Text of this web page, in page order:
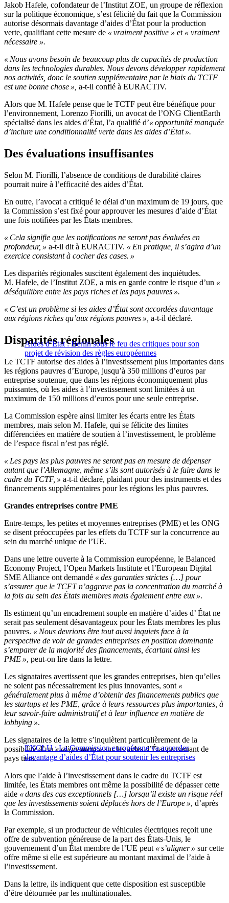
Jakob Hafele, cofondateur de l’Institut ZOE, un groupe de réflexion
sur la politique économique, s’est félicité du fait que la Commission
autorise désormais davantage d’aides d’État pour la production
verte, qualifiant cette mesure de « vraiment positive » et « vraiment
nécessaire ».
« Nous avons besoin de beaucoup plus de capacités de production
dans les technologies durables. Nous devons développer rapidement
nos activités, donc le soutien supplémentaire par le biais du TCTF
est une bonne chose », a-t-il confié à EURACTIV.
Alors que M. Hafele pense que le TCTF peut être bénéfique pour
l’environnement, Lorenzo Fiorilli, un avocat de l’ONG ClientEarth
spécialisé dans les aides d’État, l’a qualifié d’« opportunité manquée
d’inclure une conditionnalité verte dans les aides d’État ».
Des évaluations insuffisantes
Selon M. Fiorilli, l’absence de conditions de durabilité claires
pourrait nuire à l’efficacité des aides d’État.
En outre, l’avocat a critiqué le délai d’un maximum de 19 jours, que
la Commission s’est fixé pour approuver les mesures d’aide d’État
une fois notifiées par les États membres.
« Cela signifie que les notifications ne seront pas évaluées en
profondeur, » a-t-il dit à EURACTIV. « En pratique, il s’agira d’un
exercice consistant à cocher des cases. »
Les disparités régionales suscitent également des inquiétudes.
M. Hafele, de l’Institut ZOE, a mis en garde contre le risque d’un «
déséquilibre entre les pays riches et les pays pauvres ».
« C’est un problème si les aides d’État sont accordées davantage
aux régions riches qu’aux régions pauvres », a-t-il déclaré.
Aides d’État : Berlin sous le feu des critiques pour son
projet de révision des règles européennes
Disparités régionales
Le TCTF autorise des aides à l’investissement plus importantes dans
les régions pauvres d’Europe, jusqu’à 350 millions d’euros par
entreprise soutenue, que dans les régions économiquement plus
puissantes, où les aides à l’investissement sont limitées à un
maximum de 150 millions d’euros pour une seule entreprise.
La Commission espère ainsi limiter les écarts entre les États
membres, mais selon M. Hafele, qui se félicite des limites
différenciées en matière de soutien à l’investissement, le problème
de l’espace fiscal n’est pas réglé.
« Les pays les plus pauvres ne seront pas en mesure de dépenser
autant que l’Allemagne, même s’ils sont autorisés à le faire dans le
cadre du TCTF, » a-t-il déclaré, plaidant pour des instruments et des
financements supplémentaires pour les régions les plus pauvres.
Grandes entreprises contre PME
Entre-temps, les petites et moyennes entreprises (PME) et les ONG
se disent préoccupées par les effets du TCTF sur la concurrence au
sein du marché unique de l’UE.
Dans une lettre ouverte à la Commission européenne, le Balanced
Economy Project, l’Open Markets Institute et l’European Digital
SME Alliance ont demandé « des garanties strictes […] pour
s’assurer que le TCFT n’aggrave pas la concentration du marché à
la fois au sein des États membres mais également entre eux ».
Ils estiment qu’un encadrement souple en matière d’aides d’ État ne
serait pas seulement désavantageux pour les États membres les plus
pauvres. « Nous devrions être tout aussi inquiets face à la
perspective de voir de grandes entreprises en position dominante
s’emparer de la majorité des financements, écartant ainsi les
PME », peut-on lire dans la lettre.
Les signataires avertissent que les grandes entreprises, bien qu’elles
ne soient pas nécessairement les plus innovantes, sont «
généralement plus à même d’obtenir des financements publics que
les startups et les PME, grâce à leurs ressources plus importantes, à
leur savoir-faire administratif et à leur influence en matière de
lobbying ».
EXCLU : La Commission européenne va accorder
davantage d’aides d’État pour soutenir les entreprises
Les signataires de la lettre s’inquiètent particulièrement de la
possibilité d’un « alignement »sur les aides d’État provenant de
pays tiers.
Alors que l’aide à l’investissement dans le cadre du TCTF est
limitée, les États membres ont même la possibilité de dépasser cette
aide « dans des cas exceptionnels […] lorsqu’il existe un risque réel
que les investissements soient déplacés hors de l’Europe », d’après
la Commission.
Par exemple, si un producteur de véhicules électriques reçoit une
offre de subvention généreuse de la part des États-Unis, le
gouvernement d’un État membre de l’UE peut « s’aligner » sur cette
offre même si elle est supérieure au montant maximal de l’aide à
l’investissement.
Dans la lettre, ils indiquent que cette disposition est susceptible
d’être détournée par les multinationales.